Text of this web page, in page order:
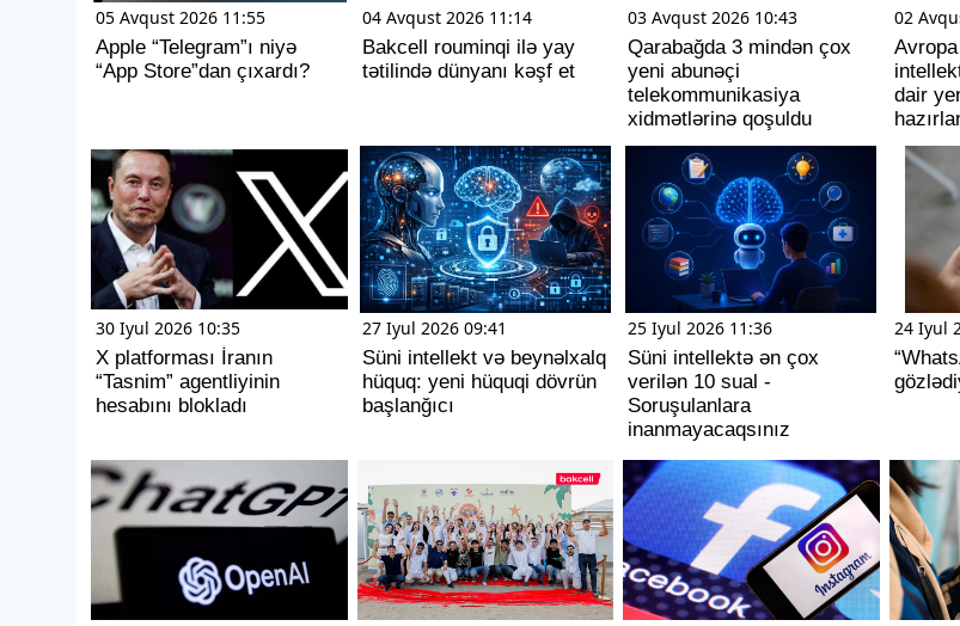
05 Avqust 2026 11:55
Apple “Telegram”ı niyə
“App Store”dan çıxardı?
04 Avqust 2026 11:14
Bakcell rouminqi ilə yay
tətilində dünyanı kəşf et
03 Avqust 2026 10:43
Qarabağda 3 mindən çox
yeni abunəçi
telekommunikasiya
xidmətlərinə qoşuldu
02
dair
30 Iyul 2026 10:35
X platforması İranın
“Tasnim” agentliyinin
hesabını blokladı
27 Iyul 2026 09:41
Süni intellekt və beynəlxalq
hüquq: yeni hüquqi dövrün
başlanğıcı
25 Iyul 2026 11:36
Süni intellektə ən çox
verilən 10 sual -
Soruşulanlara
inanmayacaqsınız
24 Iyul